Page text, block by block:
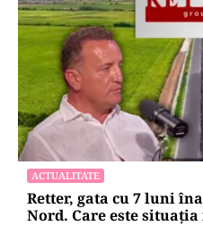
ACTUALITATE
Retter, gata cu 7 luni
Nord. Care este